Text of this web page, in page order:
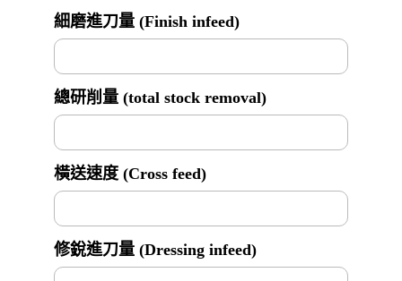
細磨進刀量 (Finish infeed)
總研削量 (total stock removal)
橫送速度 (Cross feed)
修銳進刀量 (Dressing infeed)